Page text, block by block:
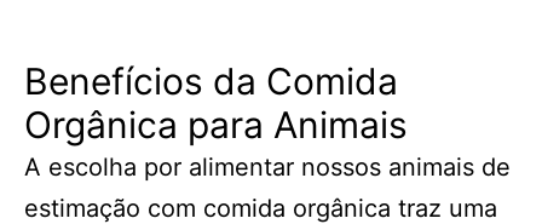
Benefícios da Comida
Orgânica para Animais
A escolha por alimentar nossos animais de
estimação com comida orgânica traz uma